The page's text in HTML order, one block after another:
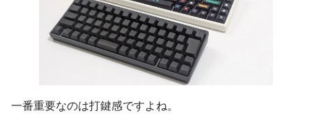
一番重要なのは打鍵感ですよね。